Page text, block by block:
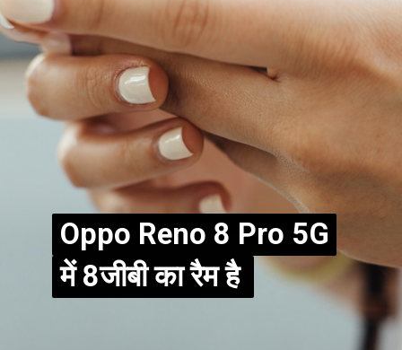
Oppo Reno 8 Pro 5G
में 8जीबी का रैम है
Oppo Reno 8 Pro 5G
में 8जीबी का रैम है